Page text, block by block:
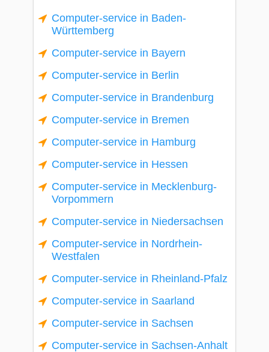
Computer-service in Baden-
Württemberg
Computer-service in Bayern
Computer-service in Berlin
Computer-service in Brandenburg
Computer-service in Bremen
Computer-service in Hamburg
Computer-service in Hessen
Computer-service in Mecklenburg-
Vorpommern
Computer-service in Niedersachsen
Computer-service in Nordrhein-
Westfalen
Computer-service in Rheinland-Pfalz
Computer-service in Saarland
Computer-service in Sachsen
Computer-service in Sachsen-Anhalt